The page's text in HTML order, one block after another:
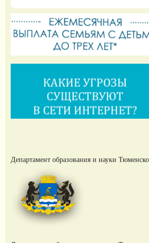
Департамент образования и науки